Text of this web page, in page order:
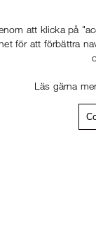
att klicka på
för att förbättra
Läs gärna